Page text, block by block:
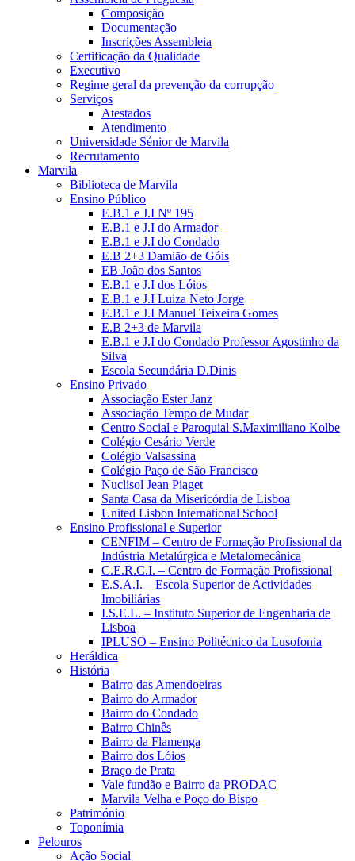
Composição
Documentação
Inscrições Assembleia
Certificação da Qualidade
Executivo
Regime geral da prevenção da corrupção
Serviços
Atestados
Atendimento
Universidade Sénior de Marvila
Recrutamento
Marvila
Biblioteca de Marvila
Ensino Público
E.B.1 e J.I Nº 195
E.B.1 e J.I do Armador
E.B.1 e J.I do Condado
E.B 2+3 Damião de Góis
EB João dos Santos
E.B.1 e J.I dos Lóios
E.B.1 e J.I Luiza Neto Jorge
E.B.1 e J.I Manuel Teixeira Gomes
E.B 2+3 de Marvila
E.B.1 e J.I do Condado Professor Agostinho da
Silva
Escola Secundária D.Dinis
Ensino Privado
Associação Ester Janz
Associação Tempo de Mudar
Centro Social e Paroquial S.Maximiliano Kolbe
Colégio Cesário Verde
Colégio Valsassina
Colégio Paço de São Francisco
Nuclisol Jean Piaget
Santa Casa da Misericórdia de Lisboa
United Lisbon International School
Ensino Profissional e Superior
CENFIM – Centro de Formação Profissional da
Indústria Metalúrgica e Metalomecânica
C.E.R.C.I. – Centro de Formação Profissional
E.S.A.I. – Escola Superior de Actividades
Imobiliárias
I.S.E.L. – Instituto Superior de Engenharia de
Lisboa
IPLUSO – Ensino Politécnico da Lusofonia
Heráldica
História
Bairro das Amendoeiras
Bairro do Armador
Bairro do Condado
Bairro Chinês
Bairro da Flamenga
Bairro dos Lóios
Braço de Prata
Vale fundão e Bairro da PRODAC
Marvila Velha e Poço do Bispo
Património
Toponímia
Pelouros
Ação Social